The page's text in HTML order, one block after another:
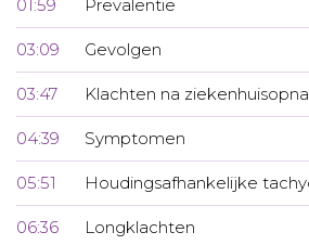
01:59 Prevalentie
03:09 Gevolgen
03:47 Klachten na
04:39 Symptomen
05:51 Houdingsafhankelijke
06:36 Longklachten